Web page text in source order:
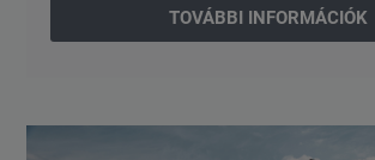
TOVÁBBI INFORMÁCIÓK